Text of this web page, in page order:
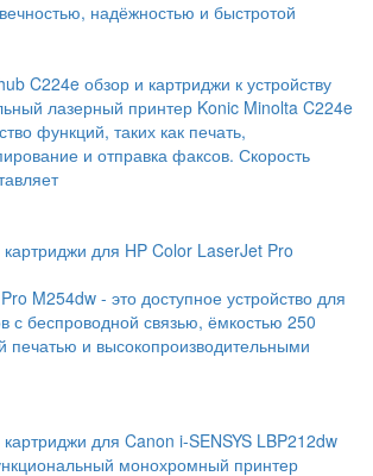
надёжностью и быстротой
C224e обзор и картриджи к устройству
лазерный принтер Konic Minolta C224e
функций, таких как печать,
и отправка факсов. Скорость
для HP Color LaserJet Pro
M254dw - это доступное устройство для
с беспроводной связью, ёмкостью 250
печатью и высокопроизводительными
для Canon i-SENSYS LBP212dw
монохромный принтер